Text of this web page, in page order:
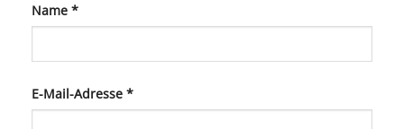
Name *
E-Mail-Adresse *